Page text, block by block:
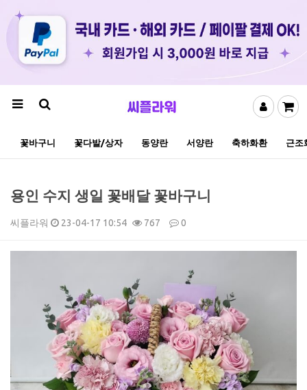
꽃바구니 꽃다발/상자 동양란 서양란 축하화환 근조
용인 수지 생일 꽃배달 꽃바구니
씨플라워 23-04-17 10:54 767 0